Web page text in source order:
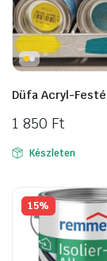
Düfa Acryl-
1 850 Ft
Készleten
15%